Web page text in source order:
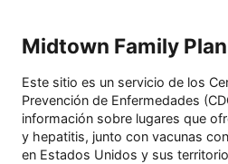
Midtown Family
Este sitio es un servicio de los
Prevención de Enfermedades
información sobre lugares que
y hepatitis, junto con vacunas
en Estados Unidos y sus